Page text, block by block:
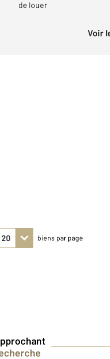
de louer
Voir
biens par page